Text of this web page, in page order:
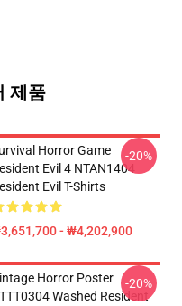
제품
Horror Game
Evil 4 NTAN1404
Evil T-Shirts
- ₩4,202,900
-20%
Horror Poster
Washed Resident
-20%